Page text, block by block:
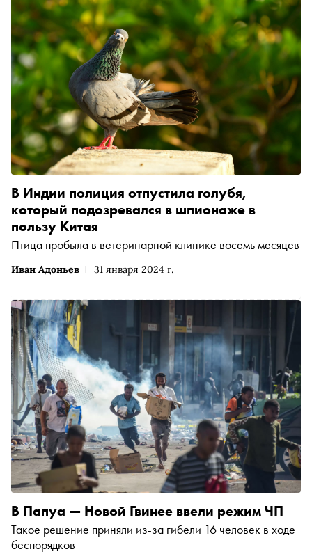
Иван Адоньев 31 января 2024 г.
В Индии полиция отпустила голубя,
который подозревался в шпионаже в
пользу Китая
Птица пробыла в ветеринарной клинике восемь месяцев
В Папуа — Новой Гвинее ввели режим ЧП
Такое решение приняли из-за гибели 16 человек в ходе
беспорядков